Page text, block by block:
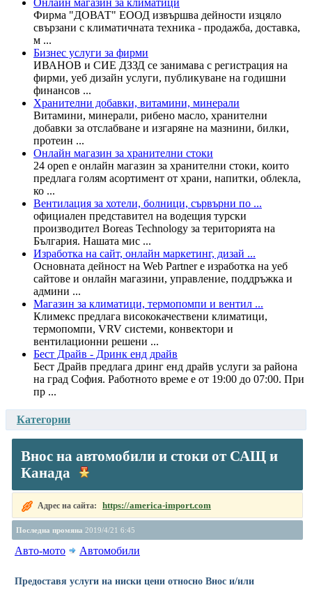
Фирма "ДОВАТ" ЕООД извършва дейности изцяло
свързани с климатичната техника - продажба, доставка,
м ...
Бизнес услуги за фирми
ИВАНОВ и СИЕ ДЗЗД се занимава с регистрация на
фирми, уеб дизайн услуги, публикуване на годишни
финансов ...
Хранителни добавки, витамини, минерали
Витамини, минерали, рибено масло, хранителни
добавки за отслабване и изгаряне на мазнини, билки,
протеин ...
Онлайн магазин за хранителни стоки
24 open е онлайн магазин за хранителни стоки, които
предлага голям асортимент от храни, напитки, облекла,
ко ...
Вентилация за хотели, болници, сървърни по ...
официален представител на водещия турски
производител Boreas Technology за територията на
България. Нашата мис ...
Изработка на сайт, онлайн маркетинг, дизай ...
Основната дейност на Web Partner е изработка на уеб
сайтове и онлайн магазини, управление, поддръжка и
админи ...
Магазин за климатици, термопомпи и вентил ...
Климекс предлага висококачествени климатици,
термопомпи, VRV системи, конвектори и
вентилационни решени ...
Бест Драйв - Дринк енд драйв
Бест Драйв предлага дринг енд драйв услуги за района
на град София. Работното време е от 19:00 до 07:00. При
пр ...
Категории
Внос на автомобили и стоки от САЩ и
Канада
Адрес на сайта: https://america-import.com
Последна промяна 2019/4/21 6:45
Авто-мото Автомобили
Предоставя услуги на ниски цени относно Внос и/или